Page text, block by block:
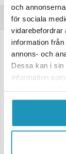
och
för sociala
vidarebefordrar
information
annons- och
Dessa kan i sin
information
Stålfälg 5.5X14,
Silver stålfälg
Passar till släp med